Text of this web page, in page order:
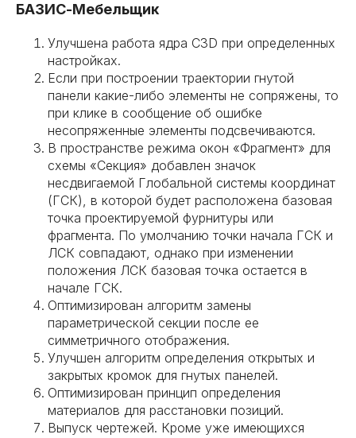
БАЗИС-Мебельщик
Улучшена работа ядра C3D при определенных
настройках.
Если при построении траектории гнутой
панели какие-либо элементы не сопряжены, то
при клике в сообщение об ошибке
несопряженные элементы подсвечиваются.
В пространстве режима окон «Фрагмент» для
схемы «Секция» добавлен значок
несдвигаемой Глобальной системы координат
(ГСК), в которой будет расположена базовая
точка проектируемой фурнитуры или
фрагмента. По умолчанию точки начала ГСК и
ЛСК совпадают, однако при изменении
положения ЛСК базовая точка остается в
начале ГСК.
Оптимизирован алгоритм замены
параметрической секции после ее
симметричного отображения.
Улучшен алгоритм определения открытых и
закрытых кромок для гнутых панелей.
Оптимизирован принцип определения
материалов для расстановки позиций.
Выпуск чертежей. Кроме уже имеющихся